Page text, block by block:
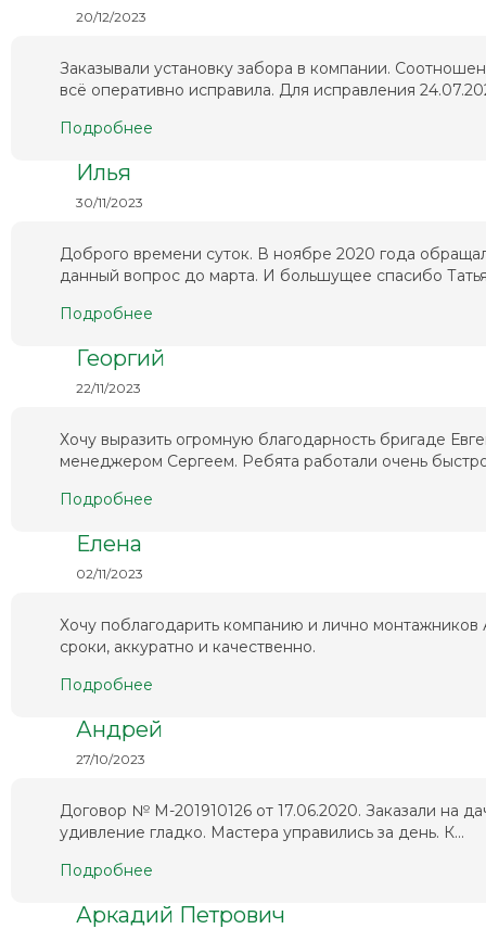
20/12/2023
Заказывали установку забора в компании.
всё оперативно исправила. Для исправления
Подробнее
Илья
30/11/2023
Доброго времени суток. В ноябре 2020 года
данный вопрос до марта. И большущее спасибо
Подробнее
Георгий
22/11/2023
Хочу выразить огромную благодарность бригаде
менеджером Сергеем. Ребята работали очень
Подробнее
Елена
02/11/2023
Хочу поблагодарить компанию и лично монтажников
сроки, аккуратно и качественно.
Подробнее
Андрей
27/10/2023
Договор № М-201910126 от 17.06.2020. Заказали на
удивление гладко. Мастера управились за день. К...
Подробнее
Аркадий Петрович